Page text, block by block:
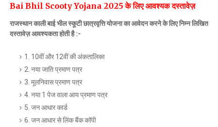
Bai Bhil Scooty Yojana 2025 के लिए आवश्यक दस्तावेज़
राजस्थान काली बाई भील स्कूटी छात्रवृत्ति योजना का आवेदन करने के लिए निम्न लिखित
दस्तावेज़ आवश्यकता होती है :-
1. 10वीं और 12वीं की अंकतालिका
2. नया जाति प्रमाण पत्र
3. मूलनिवास प्रमाण पत्र
4. नया 1 पेज वाला आय प्रमाण पत्र
5. जन आधार कार्ड
6. जन आधार से लिंक बैंक कॉपी